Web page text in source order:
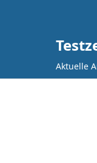
Aktuelle